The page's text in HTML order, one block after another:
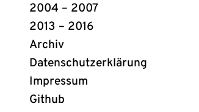
2004 – 2007
2013 – 2016
Archiv
Datenschutzerklärung
Impressum
Github